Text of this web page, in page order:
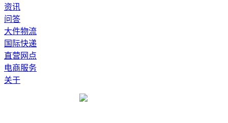
资讯
问答
大件物流
国际快递
直营网点
电商服务
关于